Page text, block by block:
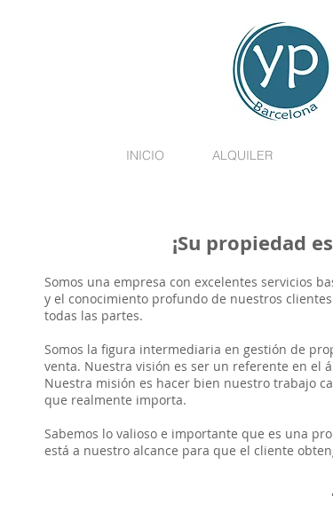
INICIO ALQUILER
¡Su propiedad es lo
Somos una empresa con excelentes servicios
y el conocimiento profundo de nuestros
todas las partes.
Somos la figura intermediaria en gestión de
venta. Nuestra visión es ser un referente en el
Nuestra misión es hacer bien nuestro trabajo
que realmente importa.
Sabemos lo valioso e importante que es una
está a nuestro alcance para que el cliente